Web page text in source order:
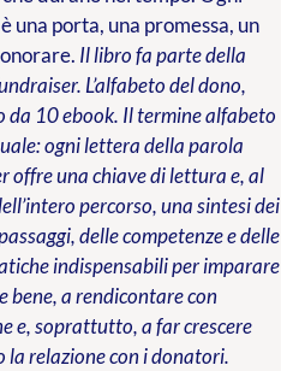
una porta, una promessa, un
Il libro fa parte della
L’alfabeto del dono,
da 10 ebook. Il termine alfabeto
ogni lettera della parola
offre una chiave di lettura e, al
percorso, una sintesi dei
delle competenze e delle
indispensabili per imparare
bene, a rendicontare con
e, soprattutto, a far crescere
la relazione con i donatori.